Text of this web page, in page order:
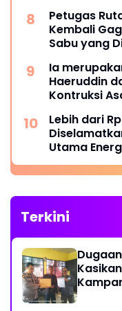
Petugas
Kembali
Sabu yang
Ia
Haeruddin
Kontruksi
Lebih dari
Utama
Terkini